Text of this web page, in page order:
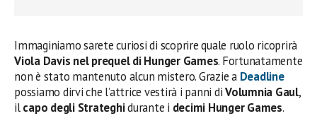
Immaginiamo sarete curiosi di scoprire quale ruolo ricoprirà
Viola Davis nel prequel di Hunger Games. Fortunatamente
non è stato mantenuto alcun mistero. Grazie a Deadline
possiamo dirvi che l’attrice vestirà i panni diVolumnia Gaul,
ilcapo degli Strateghidurante i decimi Hunger Games.